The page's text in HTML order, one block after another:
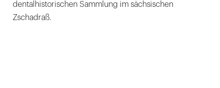
dentalhistorischen Sammlung im sächsischen
Zschadraß.